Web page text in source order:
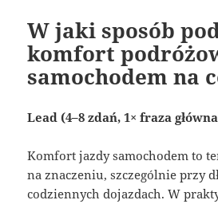
W jaki sposób
komfort
samochodem na
Lead (4–8 zdań, 1× fraza
Komfort jazdy samochodem to
na znaczeniu, szczególnie przy
codziennych dojazdach. W